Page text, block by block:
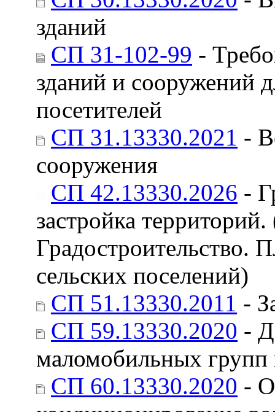
зданий
СП 31-102-99 -
зданий и сооружений
посетителей
СП 31.13330.2021 -
сооружения
СП 42.13330.2026 -
застройка
Градостроительство.
сельских поселений)
СП 51.13330.2011 -
СП 59.13330.2020 -
маломобильных групп
СП 60.13330.2020 -